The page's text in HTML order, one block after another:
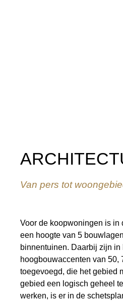
Van pers tot
Voor de koopwoningen is in
een hoogte van 5
binnentuinen. Daarbij zijn in
hoogbouwaccenten van 50,
toegevoegd, die het gebied
gebied een logisch geheel
werken, is er in de